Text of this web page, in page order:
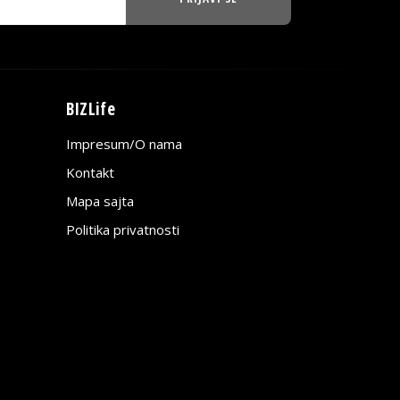
BIZLife
Impresum/O nama
Kontakt
Mapa sajta
Politika privatnosti